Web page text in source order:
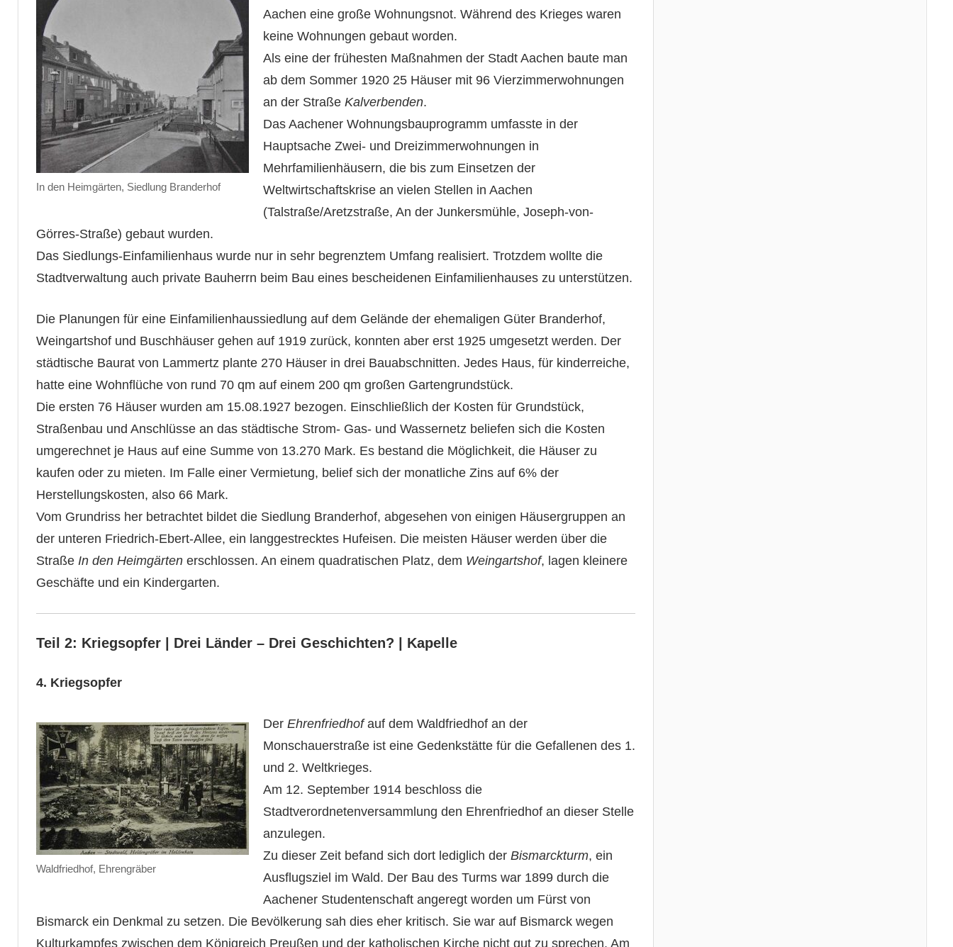
In den Heimgärten, Siedlung Branderhof
Aachen eine große Wohnungsnot. Während des Krieges waren
keine Wohnungen gebaut worden.
Als eine der frühesten Maßnahmen der Stadt Aachen baute man
ab dem Sommer 1920 25 Häuser mit 96 Vierzimmerwohnungen
an der Straße Kalverbenden.
Das Aachener Wohnungsbauprogramm umfasste in der
Hauptsache Zwei- und Dreizimmerwohnungen in
Mehrfamilienhäusern, die bis zum Einsetzen der
Weltwirtschaftskrise an vielen Stellen in Aachen
(Talstraße/Aretzstraße, An der Junkersmühle, Joseph-von-
Görres-Straße) gebaut wurden.
Das Siedlungs-Einfamilienhaus wurde nur in sehr begrenztem Umfang realisiert. Trotzdem wollte die
Stadtverwaltung auch private Bauherrn beim Bau eines bescheidenen Einfamilienhauses zu unterstützen.
Die Planungen für eine Einfamilienhaussiedlung auf dem Gelände der ehemaligen Güter Branderhof,
Weingartshof und Buschhäuser gehen auf 1919 zurück, konnten aber erst 1925 umgesetzt werden. Der
städtische Baurat von Lammertz plante 270 Häuser in drei Bauabschnitten. Jedes Haus, für kinderreiche,
hatte eine Wohnflüche von rund 70 qm auf einem 200 qm großen Gartengrundstück.
Die ersten 76 Häuser wurden am 15.08.1927 bezogen. Einschließlich der Kosten für Grundstück,
Straßenbau und Anschlüsse an das städtische Strom- Gas- und Wassernetz beliefen sich die Kosten
umgerechnet je Haus auf eine Summe von 13.270 Mark. Es bestand die Möglichkeit, die Häuser zu
kaufen oder zu mieten. Im Falle einer Vermietung, belief sich der monatliche Zins auf 6% der
Herstellungskosten, also 66 Mark.
Vom Grundriss her betrachtet bildet die Siedlung Branderhof, abgesehen von einigen Häusergruppen an
der unteren Friedrich-Ebert-Allee, ein langgestrecktes Hufeisen. Die meisten Häuser werden über die
Straße In den Heimgärten erschlossen. An einem quadratischen Platz, dem Weingartshof, lagen kleinere
Geschäfte und ein Kindergarten.
Teil 2: Kriegsopfer | Drei Länder – Drei Geschichten? | Kapelle
4. Kriegsopfer
Waldfriedhof, Ehrengräber
Der Ehrenfriedhofauf dem Waldfriedhof an der
Monschauerstraße ist eine Gedenkstätte für die Gefallenen des 1.
und 2. Weltkrieges.
Am 12. September 1914 beschloss die
Stadtverordnetenversammlung den Ehrenfriedhof an dieser Stelle
anzulegen.
Zu dieser Zeit befand sich dort lediglich der Bismarckturm, ein
Ausflugsziel im Wald. Der Bau des Turms war 1899 durch die
Aachener Studentenschaft angeregt worden um Fürst von
Bismarck ein Denkmal zu setzen. Die Bevölkerung sah dies eher kritisch. Sie war auf Bismarck wegen
Kulturkampfes zwischen dem Königreich Preußen und der katholischen Kirche nicht gut zu sprechen. Am